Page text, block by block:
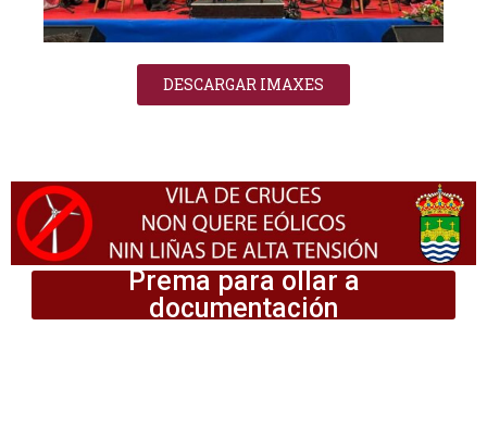
DESCARGAR IMAXES
Prema para ollar a
documentación